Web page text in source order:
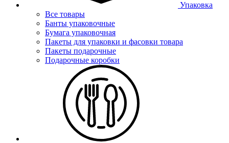
Упаковка
Все товары
Банты упаковочные
Бумага упаковочная
Пакеты для упаковки и фасовки товара
Пакеты подарочные
Подарочные коробки